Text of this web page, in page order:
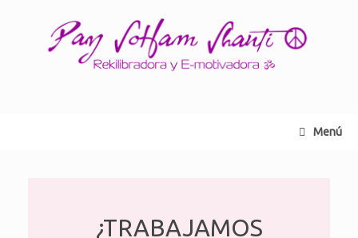
Menú
¿TRABAJAMOS